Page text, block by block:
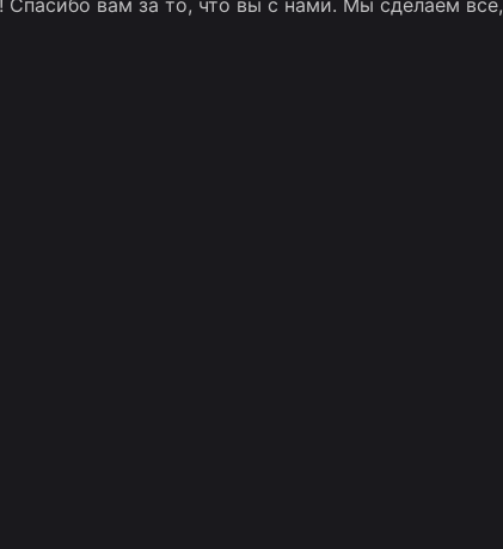
вам за то, что вы с нами. Мы сделаем